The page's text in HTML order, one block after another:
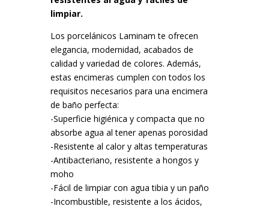
limpiar.
Los porcelánicos Laminam te ofrecen
elegancia, modernidad, acabados de
calidad y variedad de colores. Además,
estas encimeras cumplen con todos los
requisitos necesarios para una encimera
de baño perfecta:
-Superficie higiénica y compacta que no
absorbe agua al tener apenas porosidad
-Resistente al calor y altas temperaturas
-Antibacteriano, resistente a hongos y
moho
-Fácil de limpiar con agua tibia y un paño
-Incombustible, resistente a los ácidos,